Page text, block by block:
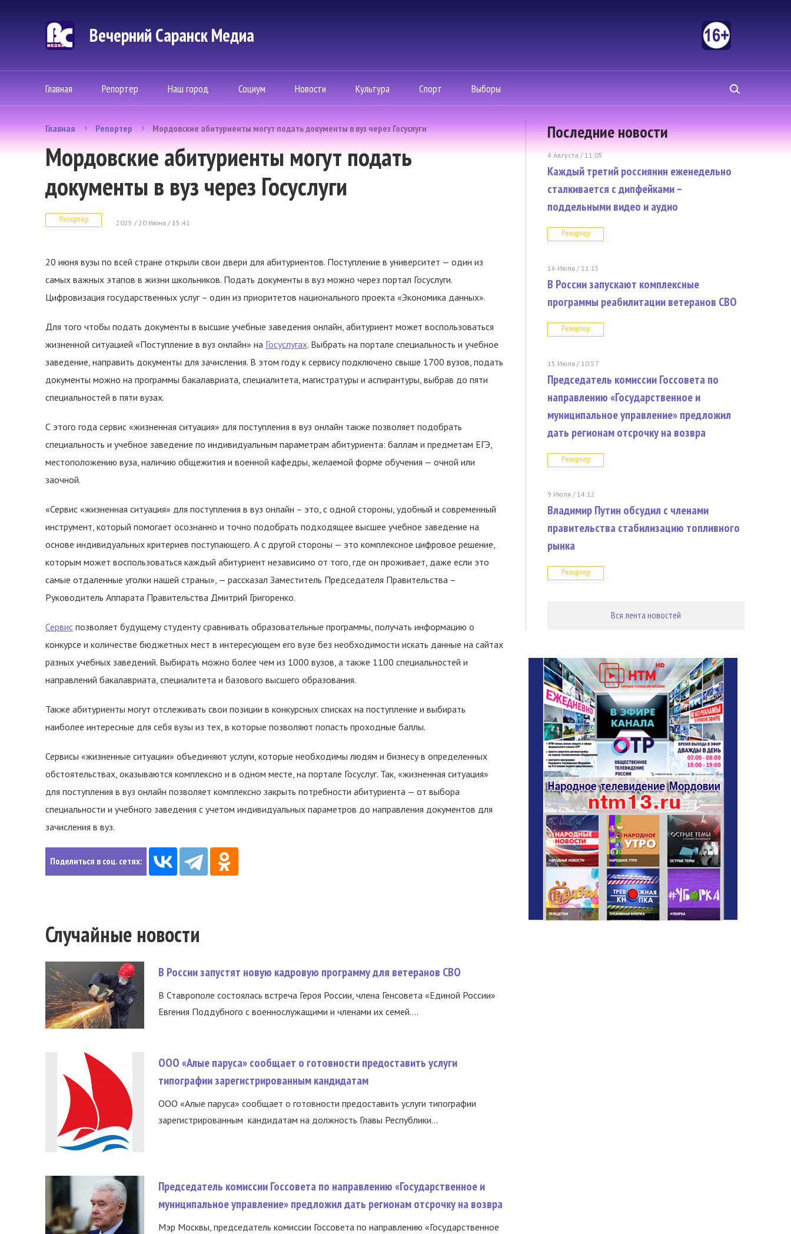
Вечерний Саранск Mедиа
Главная Репортер Наш город Социум Новости Культура Спорт Выборы
Главная Репортер Мордовские абитуриенты могут подать документы в вуз через Госуслуги
Мордовские абитуриенты могут подать
документы в вуз через Госуслуги
Репортер 2025 / 20 Июня / 15:41
20 июня вузы по всей стране открыли свои двери для абитуриентов. Поступление в университет — один из
самых важных этапов в жизни школьников. Подать документы в вуз можно через портал Госуслуги.
Цифровизация государственных услуг – один из приоритетов национального проекта «Экономика данных».
Для того чтобы подать документы в высшие учебные заведения онлайн, абитуриент может воспользоваться
жизненной ситуацией «Поступление в вуз онлайн» на Госуслугах. Выбрать на портале специальность и учебное
заведение, направить документы для зачисления. В этом году к сервису подключено свыше 1700 вузов, подать
документы можно на программы бакалавриата, специалитета, магистратуры и аспирантуры, выбрав до пяти
специальностей в пяти вузах.
С этого года сервис «жизненная ситуация» для поступления в вуз онлайн также позволяет подобрать
специальность и учебное заведение по индивидуальным параметрам абитуриента: баллам и предметам ЕГЭ,
местоположению вуза, наличию общежития и военной кафедры, желаемой форме обучения — очной или
заочной.
«Сервис «жизненная ситуация» для поступления в вуз онлайн – это, с одной стороны, удобный и современный
инструмент, который помогает осознанно и точно подобрать подходящее высшее учебное заведение на
основе индивидуальных критериев поступающего. А с другой стороны — это комплексное цифровое решение,
которым может воспользоваться каждый абитуриент независимо от того, где он проживает, даже если это
самые отдаленные уголки нашей страны», — рассказал Заместитель Председателя Правительства –
Руководитель Аппарата Правительства Дмитрий Григоренко.
Сервис позволяет будущему студенту сравнивать образовательные программы, получать информацию о
конкурсе и количестве бюджетных мест в интересующем его вузе без необходимости искать данные на сайтах
разных учебных заведений. Выбирать можно более чем из 1000 вузов, а также 1100 специальностей и
направлений бакалавриата, специалитета и базового высшего образования.
Также абитуриенты могут отслеживать свои позиции в конкурсных списках на поступление и выбирать
наиболее интересные для себя вузы из тех, в которые позволяют попасть проходные баллы.
Сервисы «жизненные ситуации» объединяют услуги, которые необходимы людям и бизнесу в определенных
обстоятельствах, оказываются комплексно и в одном месте, на портале Госуслуг. Так, «жизненная ситуация»
для поступления в вуз онлайн позволяет комплексно закрыть потребности абитуриента — от выбора
специальности и учебного заведения с учетом индивидуальных параметров до направления документов для
зачисления в вуз.
Поделиться в соц. сетях:
Случайные новости
В России запустят новую кадровую программу для ветеранов СВО
В Ставрополе состоялась встреча Героя России, члена Генсовета «Единой России»
Евгения Поддубного с военнослужащими и членами их семей....
ООО «Алые паруса» сообщает о готовности предоставить услуги
типографии зарегистрированным кандидатам
ООО «Алые паруса» сообщает о готовности предоставить услуги типографии
зарегистрированным кандидатам на должность Главы Республики...
Председатель комиссии Госсовета по направлению «Государственное и
муниципальное управление» предложил дать регионам отсрочку на возвра
Мэр Москвы, председатель комиссии Госсовета по направлению «Государственное
Последние новости
4 Августа / 11:05
Каждый третий россиянин еженедельно
сталкивается с дипфейками –
поддельными видео и аудио
Репортер
16 Июля / 11:15
В России запускают комплексные
программы реабилитации ветеранов СВО
Репортер
15 Июля / 10:57
Председатель комиссии Госсовета по
направлению «Государственное и
муниципальное управление» предложил
дать регионам отсрочку на возвра
Репортер
9 Июля / 14:12
Владимир Путин обсудил с членами
правительства стабилизацию топливного
рынка
Репортер
Вся лента новостей